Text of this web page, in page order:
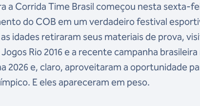
a Corrida Time Brasil começou nesta sexta-
do COB em um verdadeiro festival
idades retiraram seus materiais de prova,
Rio 2016 e a recente campanha
2026 e, claro, aproveitaram a oportunidade
E eles apareceram em peso.